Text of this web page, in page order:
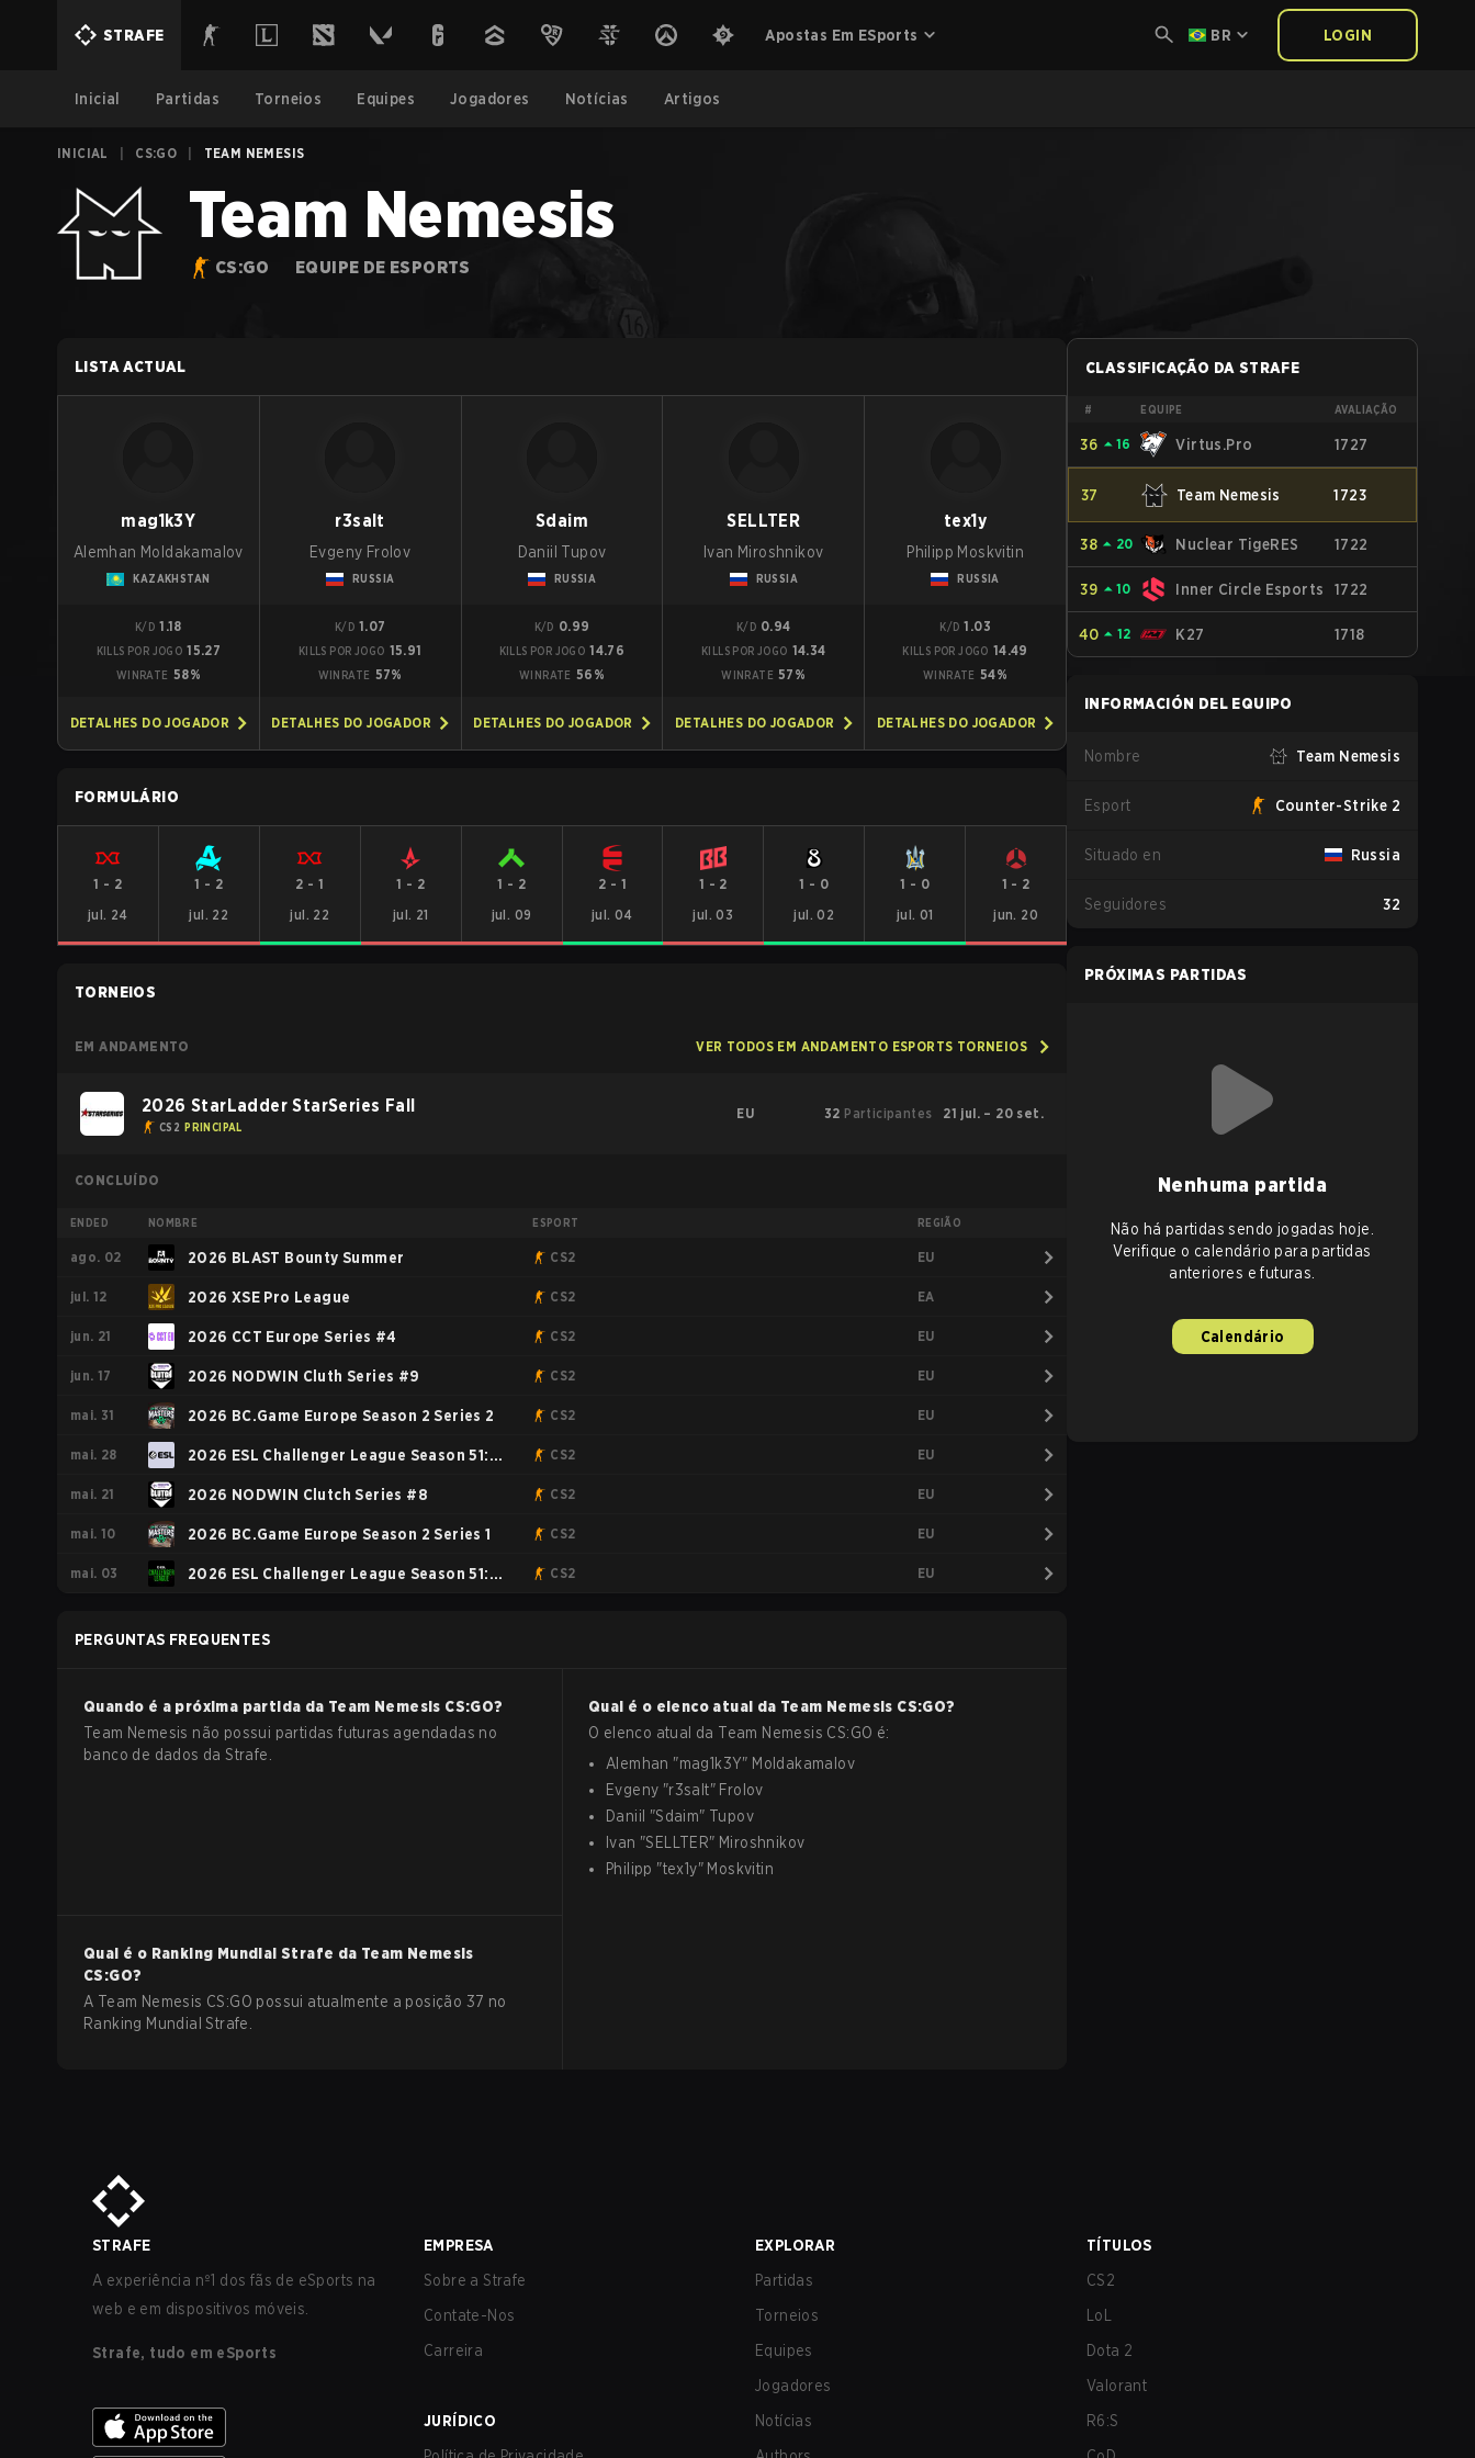
STRAFE Apostas Em ESports BR LOGIN
Inicial Partidas Torneios Equipes Jogadores Notícias Artigos
INICIAL CS:GO TEAM NEMESIS
Team Nemesis
CS:GO EQUIPE DE ESPORTS
LISTA ACTUAL
mag1k3Y
Alemhan Moldakamalov
KAZAKHSTAN
K/D 1.18
KILLS POR JOGO 15.27
WINRATE 58%
DETALHES DO JOGADOR
r3salt
Evgeny Frolov
RUSSIA
K/D 1.07
KILLS POR JOGO 15.91
WINRATE 57%
DETALHES DO JOGADOR
Sdaim
Daniil Tupov
RUSSIA
K/D 0.99
KILLS POR JOGO 14.76
WINRATE 56%
DETALHES DO JOGADOR
SELLTER
Ivan Miroshnikov
RUSSIA
K/D 0.94
KILLS POR JOGO 14.34
WINRATE 57%
DETALHES DO JOGADOR
tex1y
Philipp Moskvitin
RUSSIA
K/D 1.03
KILLS POR JOGO 14.49
WINRATE 54%
DETALHES DO JOGADOR
FORMULÁRIO
1 - 2
jul. 24
1 - 2
jul. 22
2 - 1
jul. 22
1 - 2
jul. 21
1 - 2
jul. 09
2 - 1
jul. 04
1 - 2
jul. 03
1 - 0
jul. 02
1 - 0
jul. 01
1 - 2
jun. 20
TORNEIOS
EM ANDAMENTO VER TODOS EM ANDAMENTO ESPORTS TORNEIOS
2026 StarLadder StarSeries Fall
CS2 PRINCIPAL
EU 32 Participantes 21 jul. – 20 set.
CONCLUÍDO
ENDED NOMBRE ESPORT REGIÃO
ago. 02 2026 BLAST Bounty Summer CS2 EU
jul. 12 2026 XSE Pro League CS2 EA
jun. 21 2026 CCT Europe Series #4 CS2 EU
jun. 17 2026 NODWIN Cluth Series #9 CS2 EU
mai. 31 2026 BC.Game Europe Season 2 Series 2 CS2 EU
mai. 28 2026 ESL Challenger League Season 51:
Europe
CS2 EU
mai. 21 2026 NODWIN Clutch Series #8 CS2 EU
mai. 10 2026 BC.Game Europe Season 2 Series 1 CS2 EU
mai. 03 2026 ESL Challenger League Season 51: CS2 EU
PERGUNTAS FREQUENTES
Quando é a próxima partida da Team Nemesis CS:GO?
Team Nemesis não possui partidas futuras agendadas no
banco de dados da Strafe.
Qual é o elenco atual da Team Nemesis CS:GO?
O elenco atual da Team Nemesis CS:GO é:
Alemhan "mag1k3Y" Moldakamalov
Evgeny "r3salt" Frolov
Daniil "Sdaim" Tupov
Ivan "SELLTER" Miroshnikov
Philipp "tex1y" Moskvitin
Qual é o Ranking Mundial Strafe da Team Nemesis
CS:GO?
A Team Nemesis CS:GO possui atualmente a posição 37 no
Ranking Mundial Strafe.
CLASSIFICAÇÃO DA STRAFE
# EQUIPE AVALIAÇÃO
36 ⏶ 16 Virtus.Pro 1727
37 Team Nemesis 1723
38 ⏶ 20 Nuclear TigeRES 1722
39 ⏶ 10 Inner Circle Esports 1722
40 ⏶ 12 K27 1718
INFORMACIÓN DEL EQUIPO
Nombre Team Nemesis
Esport Counter-Strike 2
Situado en Russia
Seguidores 32
PRÓXIMAS PARTIDAS
Nenhuma partida
Não há partidas sendo jogadas hoje.
Verifique o calendário para partidas
anteriores e futuras.
Calendário
STRAFE
A experiência nº1 dos fãs de eSports na
web e em dispositivos móveis.
Strafe, tudo em eSports
EMPRESA
Sobre a Strafe
Contate-Nos
Carreira
JURÍDICO
EXPLORAR
Partidas
Torneios
Equipes
Jogadores
Notícias
TÍTULOS
CS2
LoL
Dota 2
Valorant
R6:S